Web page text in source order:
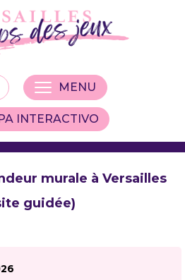
INTERACTIVO
MENU
murale à Versailles
guidée)